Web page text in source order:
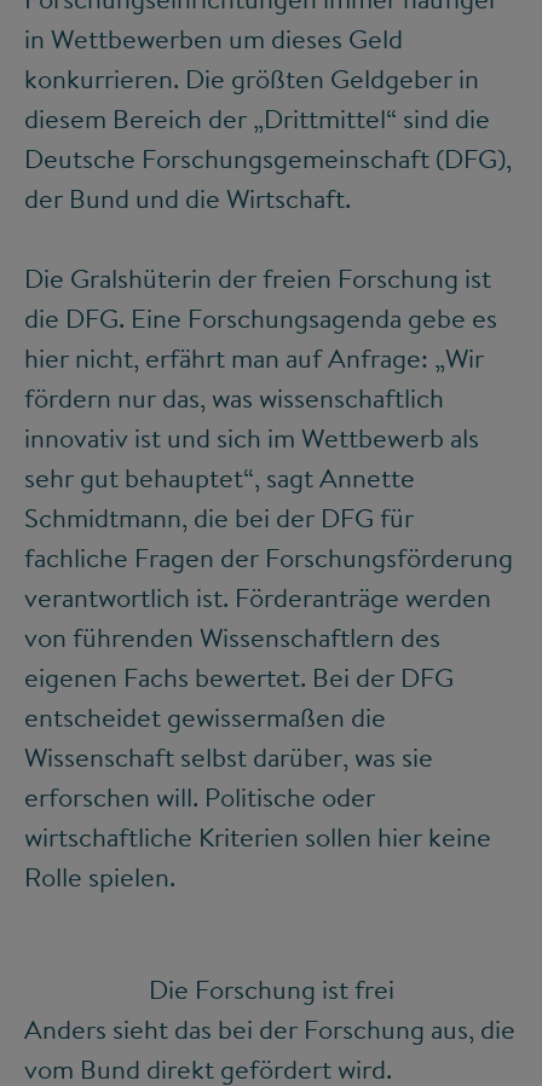
in Wettbewerben um dieses Geld
konkurrieren. Die größten Geldgeber in
diesem Bereich der „Drittmittel“ sind die
Deutsche Forschungsgemeinschaft (DFG),
der Bund und die Wirtschaft.
Die Gralshüterin der freien Forschung ist
die DFG. Eine Forschungsagenda gebe es
hier nicht, erfährt man auf Anfrage: „Wir
fördern nur das, was wissenschaftlich
innovativ ist und sich im Wettbewerb als
sehr gut behauptet“, sagt Annette
Schmidtmann, die bei der DFG für
fachliche Fragen der Forschungsförderung
verantwortlich ist. Förderanträge werden
von führenden Wissenschaftlern des
eigenen Fachs bewertet. Bei der DFG
entscheidet gewissermaßen die
Wissenschaft selbst darüber, was sie
erforschen will. Politische oder
wirtschaftliche Kriterien sollen hier keine
Rolle spielen.
Die Forschung ist frei
Anders sieht das bei der Forschung aus, die
vom Bund direkt gefördert wird.